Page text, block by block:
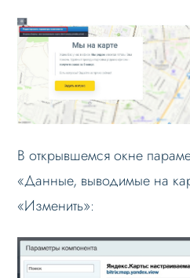
В открывшемся окне
«Данные, выводимые на
«Изменить»: